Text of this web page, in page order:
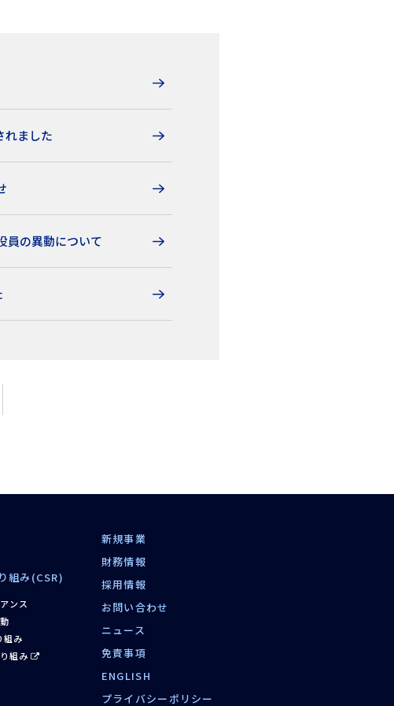
れました
員の異動について
組み(CSR)
ンス
組み
組み
新規事業
財務情報
採用情報
お問い合わせ
ニュース
免責事項
ENGLISH
プライバシーポリシー